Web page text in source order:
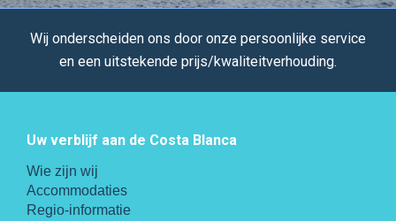
Wij onderscheiden ons door onze persoonlijke service
en een uitstekende prijs/kwaliteitverhouding.
Uw verblijf aan de Costa Blanca
Wie zijn wij
Accommodaties
Regio-informatie